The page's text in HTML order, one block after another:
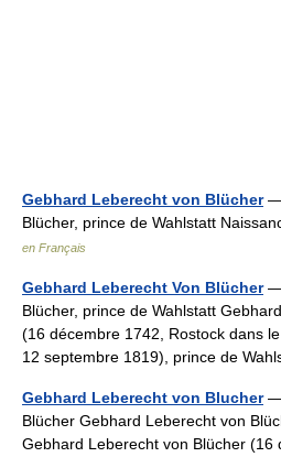
Gebhard Leberecht von Blücher—
Blücher, prince de Wahlstatt
en Français
Gebhard Leberecht Von Blücher—
Blücher, prince de Wahlstatt
(16 décembre 1742, Rostock dans
12 septembre 1819), prince de
Gebhard Leberecht von Blucher—
Blücher Gebhard Leberecht von
Gebhard Leberecht von Blücher (16